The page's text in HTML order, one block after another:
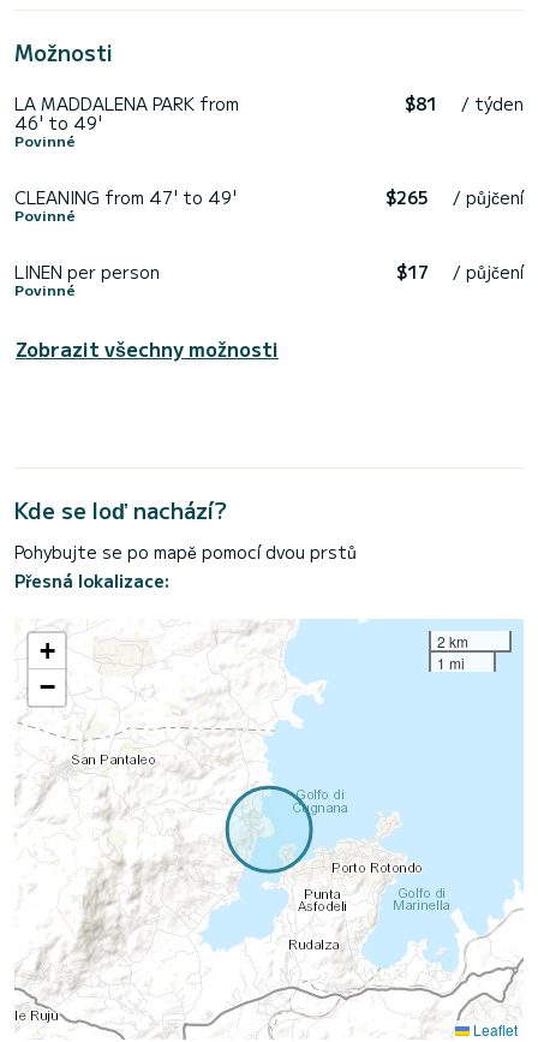
Možnosti
LA MADDALENA PARK from
46' to 49'
Povinné
$81 / týden
CLEANING from 47' to 49'
Povinné
$265 / půjčení
LINEN per person
Povinné
$17 / půjčení
Zobrazit všechny možnosti
Kde se loď nachází?
Pohybujte se po mapě pomocí dvou prstů
Přesná lokalizace:
+
−
2 km
1 mi
Leaflet